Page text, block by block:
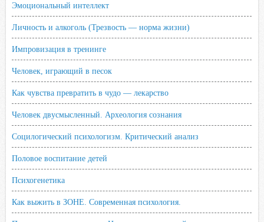
Эмоциональный интеллект
Личность и алкоголь (Трезвость — норма жизни)
Импровизация в тренинге
Человек, играющий в песок
Как чувства превратить в чудо — лекарство
Человек двусмысленный. Археология сознания
Социлогический психологизм. Критический анализ
Половое воспитание детей
Психогенетика
Как выжить в ЗОНЕ. Современная психология.